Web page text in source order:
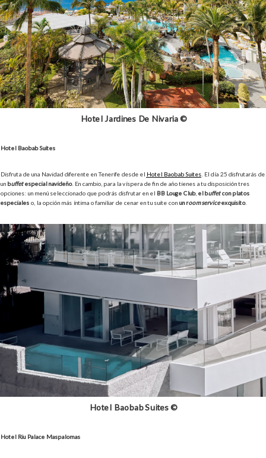
Hotel Jardines De Nivaria ©
Hotel Baobab Suites
Disfruta de una Navidad diferente en Tenerife desde el Hotel Baobab Suites . El día 25 disfrutarás de
un buffetespecial navideño. En cambio, para la víspera de fin de año tienes a tu disposición tres
opciones: un menú seleccionado que podrás disfrutar en el BB Louge Club, el buffetcon platos
especiales o, la opción más íntima o familiar de cenar en tu suite con un room serviceexquisito.
Hotel Baobab Suites ©
Hotel Riu Palace Maspalomas